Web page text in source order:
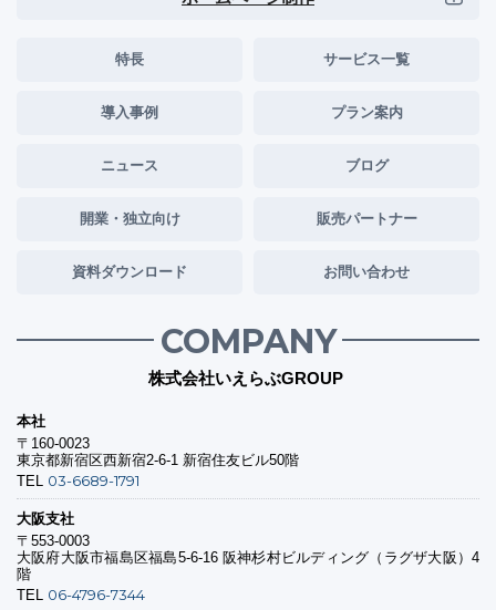
特長 サービス一覧
導入事例 プラン案内
ニュース ブログ
開業・独立向け 販売パートナー
資料ダウンロード お問い合わせ
COMPANY
株式会社いえらぶGROUP
本社
〒160-0023
東京都新宿区西新宿2-6-1 新宿住友ビル50階
TEL 03-6689-1791
大阪支社
〒553-0003
大阪府大阪市福島区福島5-6-16 阪神杉村ビルディング（ラグザ大阪）4
階
TEL 06-4796-7344